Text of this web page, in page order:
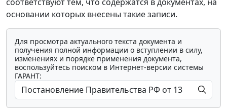
соответствуют тем, что содержатся в документах, на
основании которых внесены такие записи.
Для просмотра актуального текста документа и
получения полной информации о вступлении в силу,
изменениях и порядке применения документа,
воспользуйтесь поиском в Интернет-версии системы
ГАРАНТ: